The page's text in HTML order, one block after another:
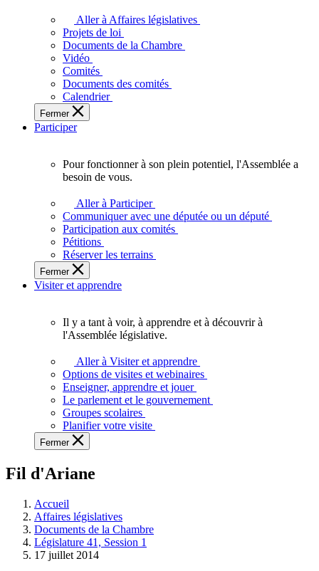
adopte
touchent
des
Ontariennes
et
Aller à Affaires législatives
Projets de loi
Documents de la Chambre
Vidéo
Comités
Documents des comités
Calendrier
Fermer
Participer
plein
potentiel,
l'Assemblée
a
besoin
de
Pour fonctionner à son plein potentiel, l'Assemblée a
besoin de vous.
Aller à Participer
Communiquer avec une députée ou un député
Participation aux comités
Pétitions
Réserver les terrains
Fermer
Visiter et apprendre
voir,
apprendre
et
à
à
législative.
Il y a tant à voir, à apprendre et à découvrir à
l'Assemblée législative.
Aller à Visiter et apprendre
Options de visites et webinaires
Enseigner, apprendre et jouer
Le parlement et le gouvernement
Groupes scolaires
Planifier votre visite
Fermer
Fil d'Ariane
Accueil
Affaires législatives
Documents de la Chambre
Législature 41, Session 1
17 juillet 2014